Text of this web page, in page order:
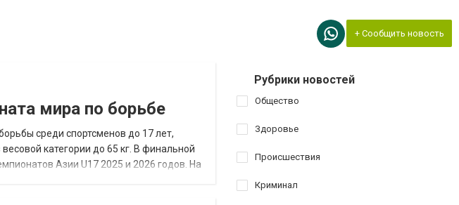
+ Сообщить новость
мира по борьбе
среди спортсменов до 17 лет,
категории до 65 кг. В финальной
Азии U17 2025 и 2026 годов. На
Рубрики новостей
Общество
Здоровье
Происшествия
Криминал